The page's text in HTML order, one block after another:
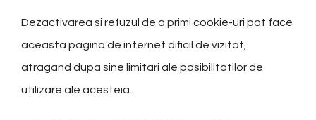
Dezactivarea si refuzul de a primi cookie-uri pot face
aceasta pagina de internet dificil de vizitat,
atragand dupa sine limitari ale posibilitatilor de
utilizare ale acesteia.